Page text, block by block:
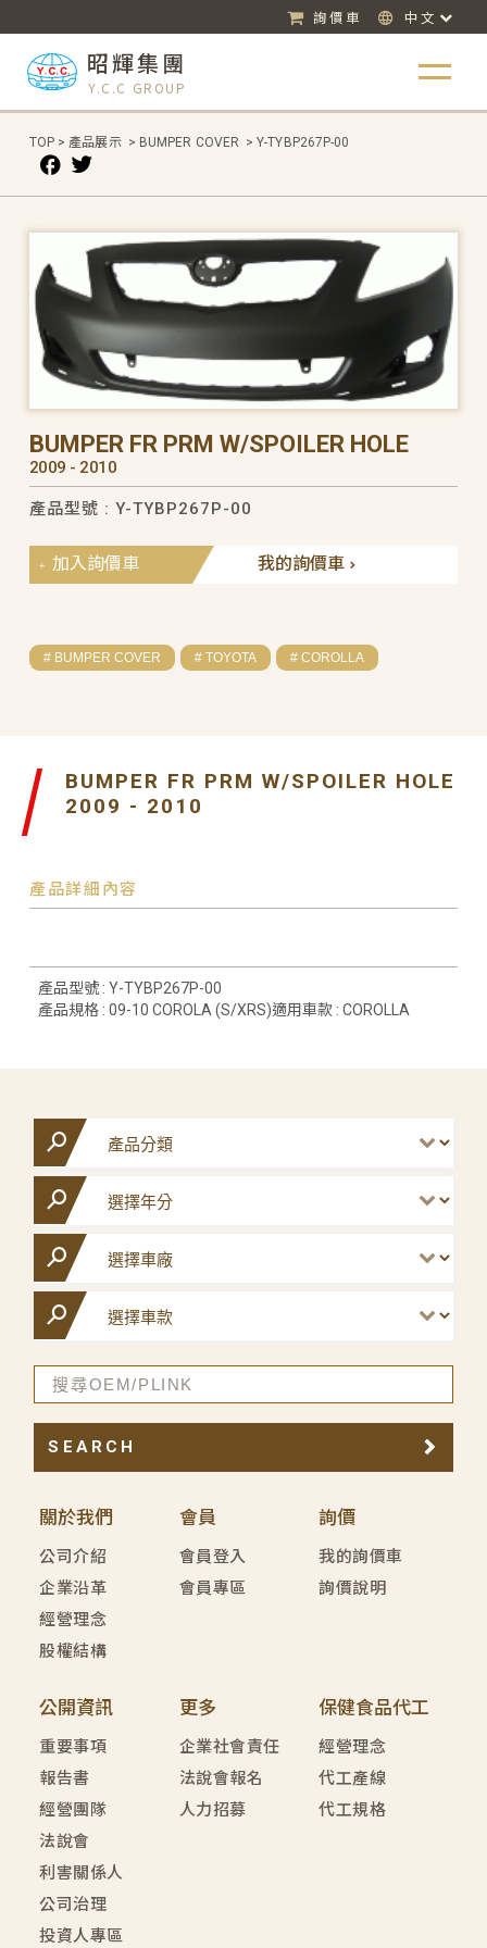
詢價車 中文
昭輝集團
Y.C.C GROUP
TOP > 產品展示 > BUMPER COVER > Y-TYBP267P-00
BUMPER FR PRM W/SPOILER HOLE
2009 - 2010
產品型號 : Y-TYBP267P-00
我的詢價車
加入詢價車
# BUMPER COVER # TOYOTA # COROLLA
BUMPER FR PRM W/SPOILER HOLE
2009 - 2010
產品詳細內容
產品型號 : Y-TYBP267P-00
產品規格 : 09-10 COROLA (S/XRS)適用車款 : COROLLA
關於我們
公司介紹
企業沿革
經營理念
股權結構
會員
會員登入
會員專區
詢價
我的詢價車
詢價說明
公開資訊
重要事項
報告書
經營團隊
法說會
利害關係人
公司治理
投資人專區
更多
企業社會責任
法說會報名
人力招募
保健食品代工
經營理念
代工產線
代工規格
SEARCH